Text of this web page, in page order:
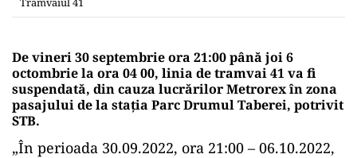
De vineri 30 septembrie ora 21:00 până joi 6
octombrie la ora 04 00, linia de tramvai 41 va fi
suspendată, din cauza lucrărilor Metrorex în zona
pasajului de la stația Parc Drumul Taberei, potrivit
STB.
„În perioada 30.09.2022, ora 21:00 – 06.10.2022,